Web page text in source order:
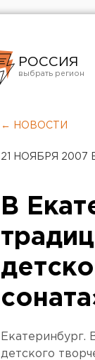
РОССИЯ
Челябинск
← НОВОСТИ
21 НОЯБРЯ 2007
В
Екатеринбург.
детского